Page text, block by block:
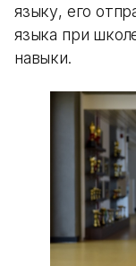
языку, его
языка при
навыки.